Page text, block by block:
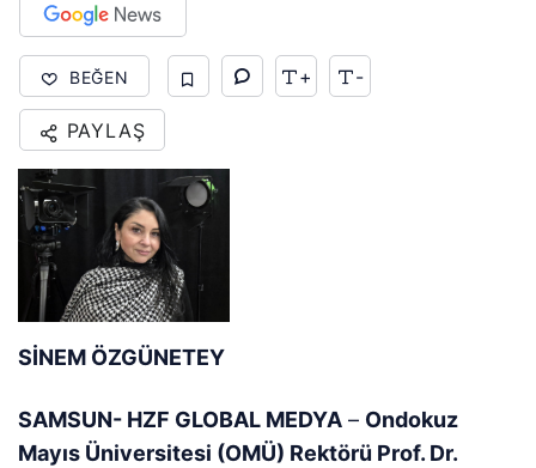
BEĞEN + -
PAYLAŞ
SİNEM ÖZGÜNETEY
SAMSUN- HZF GLOBAL MEDYA – Ondokuz
Mayıs Üniversitesi (OMÜ) Rektörü Prof. Dr.